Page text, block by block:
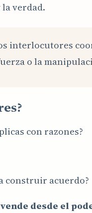
la verdad.
interlocutores
o la
con razones?
construir acuerdo?
desde el